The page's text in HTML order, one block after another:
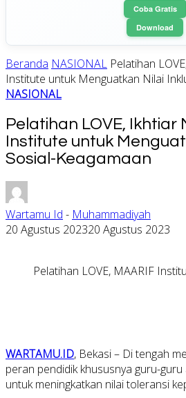
Coba Gratis
Download
Beranda NASIONAL Pelatihan
Institute untuk Menguatkan Nilai
NASIONAL
Pelatihan LOVE, Ikhtiar
Institute untuk
Sosial-Keagamaan
Wartamu Id - Muhammadiyah
20 Agustus 202320 Agustus 2023
Pelatihan LOVE, MAARIF
WARTAMU.ID, Bekasi – Di tengah
peran pendidik khususnya guru-
untuk meningkatkan nilai toleransi